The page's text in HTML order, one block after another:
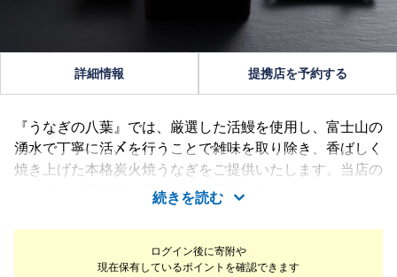
ログイン後に寄附や
現在保有しているポイントを確認できます
詳細情報 提携店を予約する
『うなぎの八葉』では、厳選した活鰻を使用し、富士山の
湧水で丁寧に活〆を行うことで雑味を取り除き、香ばしく
焼き上げた本格炭火焼うなぎをご提供いたします。当店の
うなぎは、関東風の蒸し焼きの工程を加えることで、ふっ
くらと柔らかく仕上げております。なお、関西風のしっか
りとした歯ごたえがお好みのお客様には、その旨お伝えい
ただければ可能な限り対応いたします。また、うなぎ料理
続きを読む